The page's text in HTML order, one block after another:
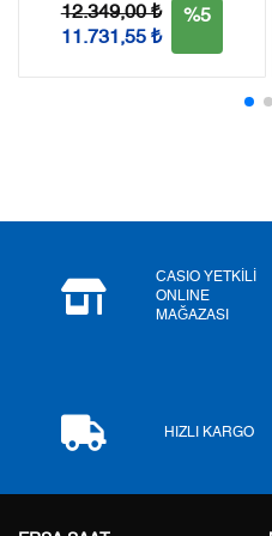
Taksit Taksit
0,00
12.349,00 ₺
11.731,55 ₺
%5
CASIO YETKİLİ
ONLINE
MAĞAZASI
HIZLI KARGO